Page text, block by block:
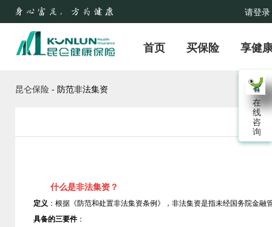
请登录
首页 买保险 享健
在
线
咨
询
昆仑保险 - 防范非法集资
什么是非法集资？
定义 ：根据《防范和处置非法集资条例》，非法集资是指未经国务院金
具备的三要件：